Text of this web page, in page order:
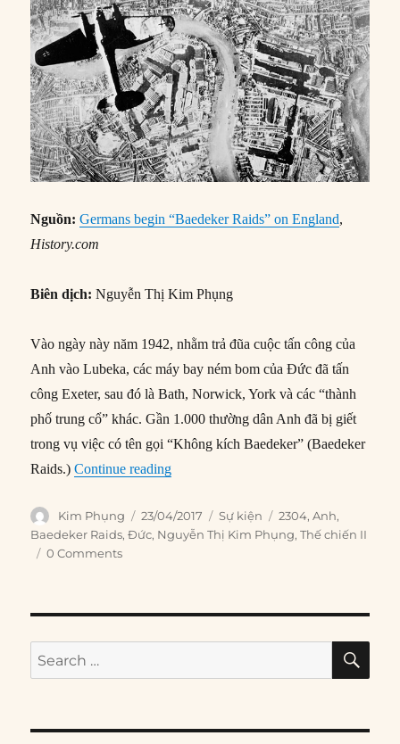
Nguồn: Germans begin “Baedeker Raids” on England,
History.com
Biên dịch: Nguyễn Thị Kim Phụng
Vào ngày này năm 1942, nhằm trả đũa cuộc tấn công của
Anh vào Lubeka, các máy bay ném bom của Đức đã tấn
công Exeter, sau đó là Bath, Norwick, York và các “thành
phố trung cổ” khác. Gần 1.000 thường dân Anh đã bị giết
trong vụ việc có tên gọi “Không kích Baedeker” (Baedeker
Raids.)Continue reading“23/04/1942: Đức bắt đầu ‘Không kích
Author
Kim Phụng
Posted
on
23/04/2017 Categories
Sự kiện Tags
2304,Anh,
Baedeker Raids,Đức, Nguyễn Thị Kim Phụng,Thế chiến II
0 Comments
Search
for: